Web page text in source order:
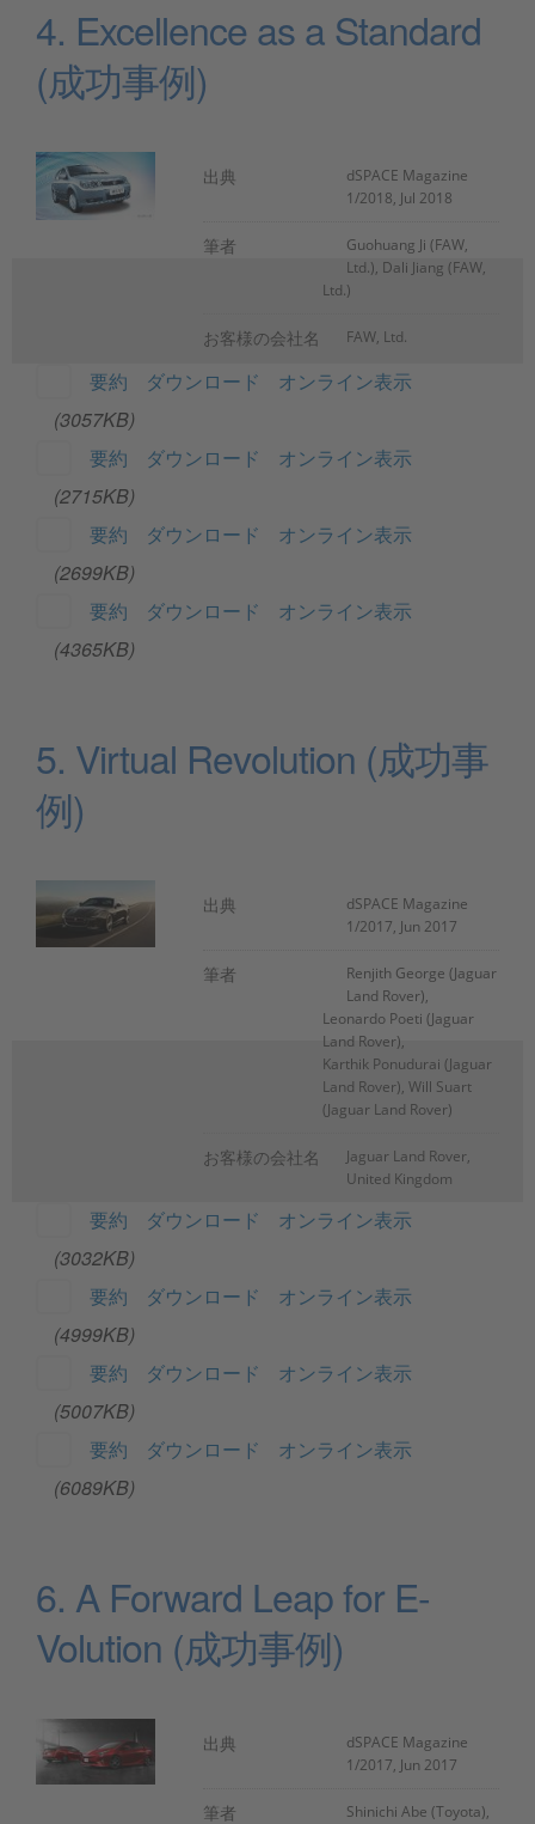
4. Excellence as a Standard
(成功事例)
出典
dSPACE Magazine
1/2018, Jul 2018
筆者
Guohuang Ji (FAW,
Ltd.), Dali Jiang (FAW,
Ltd.)
お客様の会社名 FAW, Ltd.
要約 ダウンロード
オンライン表示
(3057KB)
要約
ダウンロード
オンライン表示
(2715KB)
要約
ダウンロード
オンライン表示
(2699KB)
要約
ダウンロード
オンライン表示
(4365KB)
5. Virtual Revolution (成功事
例)
出典
dSPACE Magazine
1/2017, Jun 2017
筆者
Renjith George (Jaguar
Land Rover),
Leonardo Poeti (Jaguar
Land Rover),
Karthik Ponudurai (Jaguar
Land Rover), Will Suart
(Jaguar Land Rover)
お客様の会社名
Jaguar Land Rover,
United Kingdom
要約 ダウンロード
オンライン表示
(3032KB)
要約
ダウンロード
オンライン表示
(4999KB)
要約
ダウンロード
オンライン表示
(5007KB)
要約
ダウンロード
オンライン表示
(6089KB)
6. A Forward Leap for E-
Volution (成功事例)
出典
dSPACE Magazine
1/2017, Jun 2017
筆者
Shinichi Abe (Toyota),